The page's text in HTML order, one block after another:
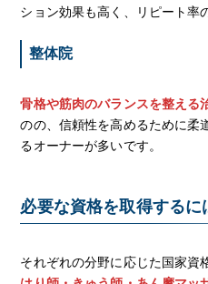
ション効果も高く、リピート率
整体院
骨格や筋肉のバランスを整える
のの、信頼性を高めるために柔
るオーナーが多いです。
必要な資格を取得するに
それぞれの分野に応じた国家資